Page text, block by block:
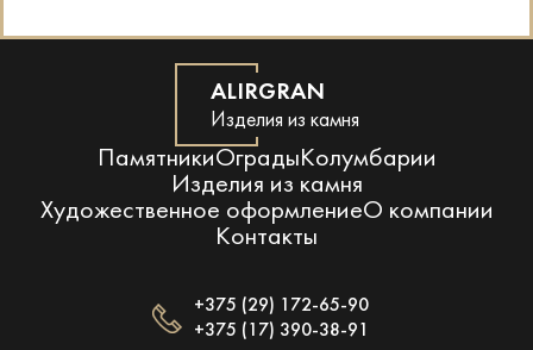
ALIRGRAN
Изделия из камня
ПамятникиОградыКолумбарии
Изделия из камня
Художественное оформлениеО компании
Контакты
+375 (29) 172-65-90
+375 (17) 390-38-91